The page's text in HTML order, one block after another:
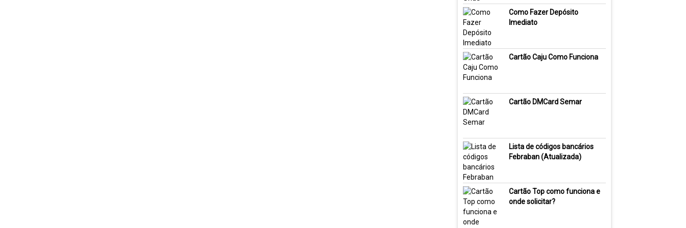
Como Fazer Depósito
Imediato
Cartão Caju Como Funciona
Cartão DMCard Semar
Lista de códigos bancários
Febraban (Atualizada)
Cartão Top como funciona e
onde solicitar?